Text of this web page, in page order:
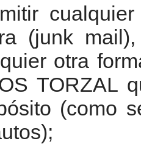
(junk
otra
TORZAL
(como